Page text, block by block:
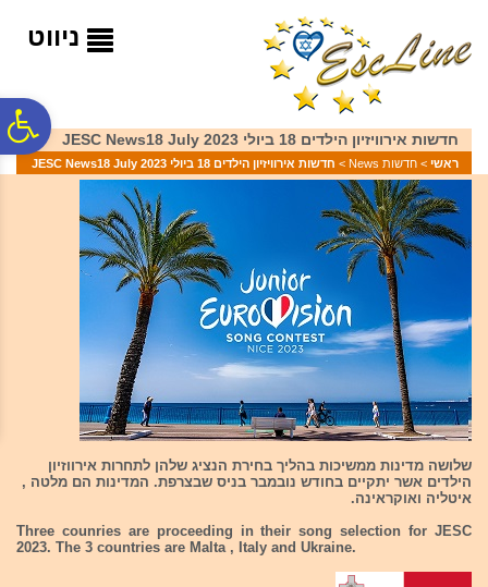
המרכזי
ניווט
חדשות אירוויזיון הילדים 18 ביולי 2023 JESC News18 July
ראשי > חדשות News > חדשות אירוויזיון הילדים 18 ביולי 2023 JESC News18 July
שלושה מדינות ממשיכות בהליך בחירת הנציג שלהן לתחרות אירווזיון
הילדים אשר יתקיים בחודש נובמבר בניס שבצרפת. המדינות הם מלטה ,
איטליה ואוקראינה.
Three counries are proceeding in their song selection for JESC
2023. The 3 countries are Malta , Italy and Ukraine.